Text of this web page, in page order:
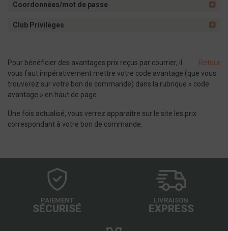
Coordonnées/mot de passe
Club Privilèges
Retour
Pour bénéficier des avantages prix reçus par courrier, il
vous faut impérativement mettre votre code avantage (que vous
trouverez sur votre bon de commande) dans la rubrique « code
avantage » en haut de page.
Une fois actualisé, vous verrez apparaître sur le site les prix
correspondant à votre bon de commande.
PAIEMENT
SÉCURISÉ
LIVRAISON
EXPRESS